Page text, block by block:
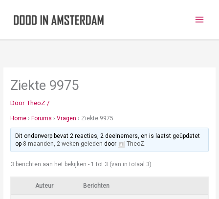
Ziekte 9975
DoorTheoZ /
Home › Forums › Vragen › Ziekte 9975
Dit onderwerp bevat 2 reacties, 2 deelnemers, en is laatst geüpdatet
op 8 maanden, 2 weken geleden door TheoZ.
3 berichten aan het bekijken - 1 tot 3 (van in totaal 3)
Auteur Berichten